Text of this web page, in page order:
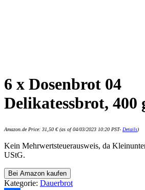
6 x Dosenbrot 04
Delikatessbrot, 400
Amazon.de Price: 31,50 €(as of 04/03/2023 10:20 PST- Details)
Kein Mehrwertsteuerausweis, da
UStG.
Bei Amazon kaufen
Kategorie: Dauerbrot